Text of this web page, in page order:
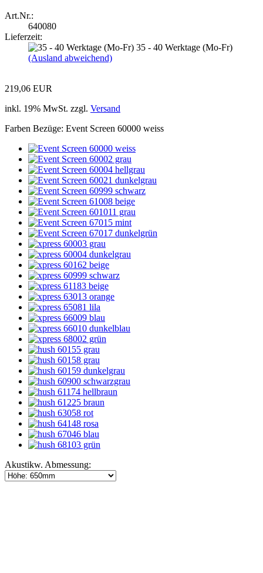
Art.Nr.:
640080
Lieferzeit:
35 - 40 Werktage (Mo-Fr)
(Ausland abweichend)
219,06 EUR
inkl. 19% MwSt. zzgl. Versand
Farben Bezüge: Event Screen 60000 weiss
Akustikw. Abmessung: